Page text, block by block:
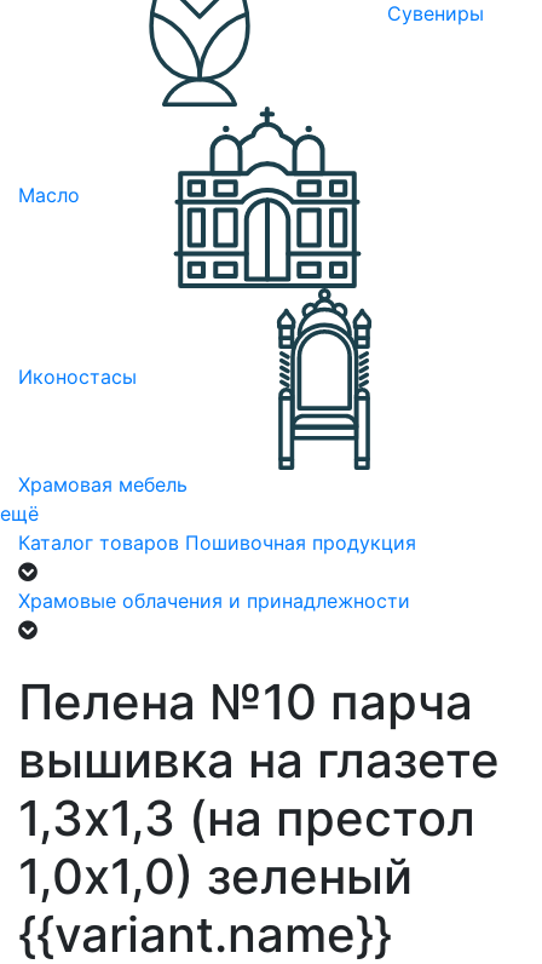
Сувениры
Масло
Иконостасы
Храмовая мебель
ещё
Каталог товаров Пошивочная продукция
Храмовые облачения и принадлежности
Пелена №10 парча
вышивка на глазете
1,3х1,3 (на престол
1,0х1,0) зеленый
{{variant.name}}